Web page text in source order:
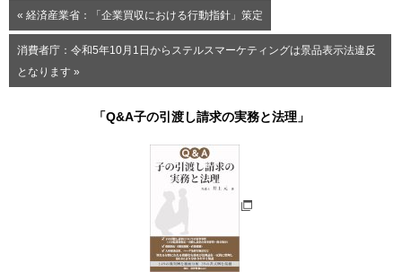
« 経済産業省：「企業買収における行動指針」策定
消費者庁：令和5年10月1日からステルスマーケティングは景品表示法違反
となります »
「Q&A子の引渡し請求の実務と法理」